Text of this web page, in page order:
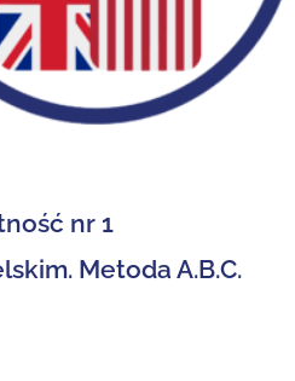
nr 1
Metoda A.B.C.